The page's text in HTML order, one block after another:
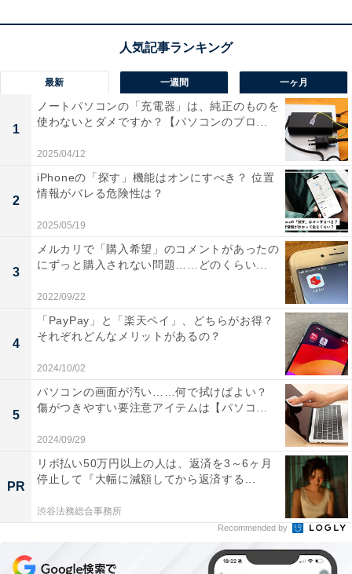
ーパーレス、残業削減」「夫の転勤について行ける」な
どがありました。
フルリモートワークが可能な場合は居住地の選択肢が広
がるため、働き方や暮らしを見直したい人からも人気が
あります。
専門職やオンラインでやりとりが完結する職種が
リモワ向き
リモートワークで働ける可能性が高い職種は、エンジニ
アやWebデザイナー、編集者・ライターなどの専門職で
す。打ち合わせなどが必要であるものの、1人で進める
最新 一週間 一ヶ月
1
ノートパソコンの「充電器」は、純正のものを
使わないとダメですか？【パソコンのプロ...
2025/04/12
2
iPhoneの「探す」機能はオンにすべき？ 位置
情報がバレる危険性は？
2025/05/19
3
メルカリで「購入希望」のコメントがあったの
にずっと購入されない問題……どのくらい...
2022/09/22
4
「PayPay」と「楽天ペイ」、どちらがお得？
それぞれどんなメリットがあるの？
2024/10/02
5
パソコンの画面が汚い……何で拭けばよい？
傷がつきやすい要注意アイテムは【パソコ...
2024/09/29
PR
リボ払い50万円以上の人は、返済を3～6ヶ月
停止して『大幅に減額してから返済する...
渋谷法務総合事務所
Recommended by